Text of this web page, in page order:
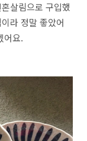
살림으로 구입했
라 정말 좋았어
어요.